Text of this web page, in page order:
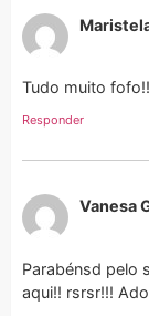
Tudo muito
Responder
Vanesa
Parabénsd pelo
aqui!! rsrsr!!!